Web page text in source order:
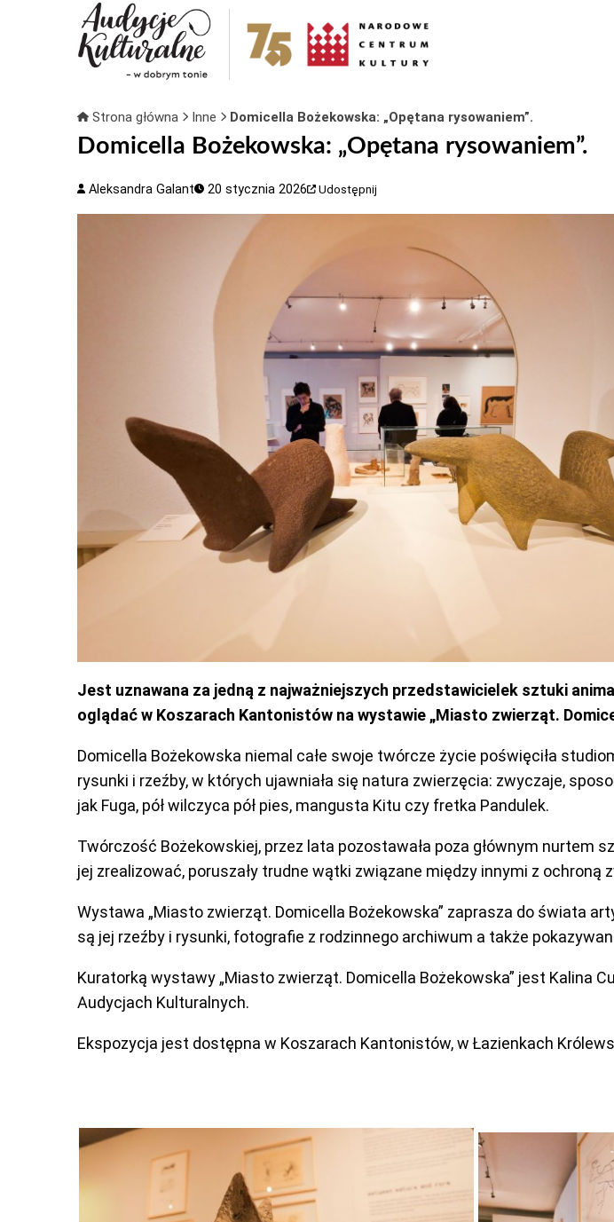
Strona główna Inne Domicella Bożekowska: „Opętana rysowaniem”.
Domicella Bożekowska: „Opętana rysowaniem”.
Aleksandra Galant 20 stycznia 2026 Udostępnij
Jest uznawana za jedną z najważniejszych przedstawicielek sztuki
oglądać w Koszarach Kantonistów na wystawie „Miasto zwierząt.
Domicella Bożekowska niemal całe swoje twórcze życie poświęciła
rysunki i rzeźby, w których ujawniała się natura zwierzęcia: zwyczaje,
jak Fuga, pół wilczyca pół pies, mangusta Kitu czy fretka Pandulek.
Twórczość Bożekowskiej, przez lata pozostawała poza głównym nurtem
jej zrealizować, poruszały trudne wątki związane między innymi z ochroną
Wystawa „Miasto zwierząt. Domicella Bożekowska” zaprasza do świata
są jej rzeźby i rysunki, fotografie z rodzinnego archiwum a także
Kuratorką wystawy „Miasto zwierząt. Domicella Bożekowska” jest Kalina
Audycjach Kulturalnych.
Ekspozycja jest dostępna w Koszarach Kantonistów, w Łazienkach